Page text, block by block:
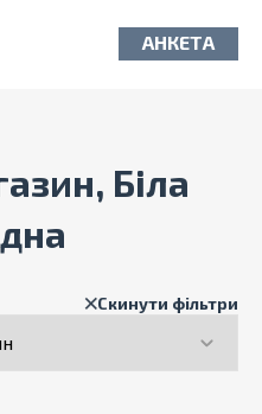
АНКЕТА
Біла
Скинути фільтри